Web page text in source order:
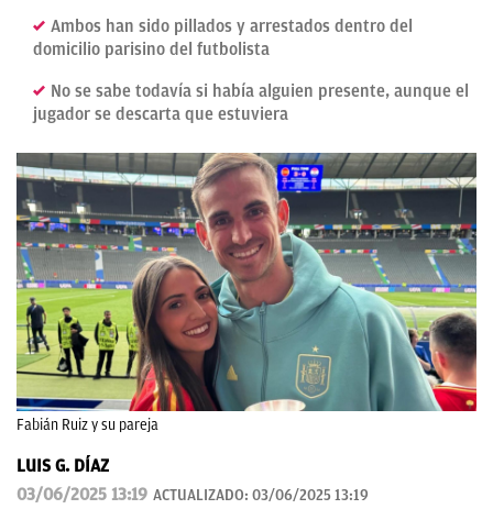
Ambos han sido pillados y arrestados dentro del
domicilio parisino del futbolista
No se sabe todavía si había alguien presente, aunque el
jugador se descarta que estuviera
Fabián Ruiz y su pareja
LUIS G. DÍAZ
03/06/2025 13:19 ACTUALIZADO: 03/06/2025 13:19